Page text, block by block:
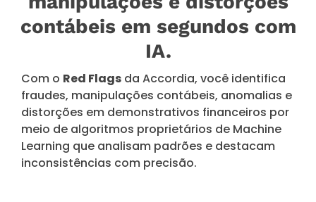
contábeis em segundos com
IA.
Com o Red Flags da Accordia, você identifica
fraudes, manipulações contábeis, anomalias e
distorções em demonstrativos financeiros por
meio de algoritmos proprietários de Machine
Learning que analisam padrões e destacam
inconsistências com precisão.